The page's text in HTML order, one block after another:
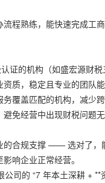
程熟练，能快速完成工
证的机构（如盛宏源财
质，稳定且专业的团队
覆盖匹配的机构，减少
免经营中出现财税问题无
的合规支撑 —— 选对了
响企业正常经营。
司的 “7 年本土深耕 +